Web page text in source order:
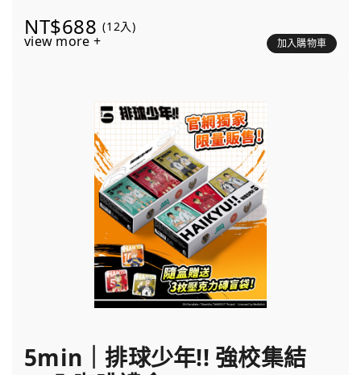
NT$688 (12入)
view more + 加入購物車
5min｜排球少年!! 強校集結